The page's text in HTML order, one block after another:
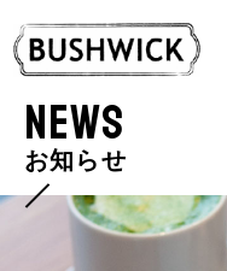
NEWS
お知らせ